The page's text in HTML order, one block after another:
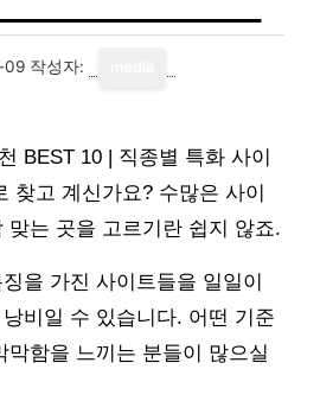
09 작성자:
BEST 10 | 직종별 특화 사이
찾고 계신가요? 수많은 사이
맞는 곳을 고르기란 쉽지 않죠.
을 가진 사이트들을 일일이
비일 수 있습니다. 어떤 기준
막함을 느끼는 분들이 많으실